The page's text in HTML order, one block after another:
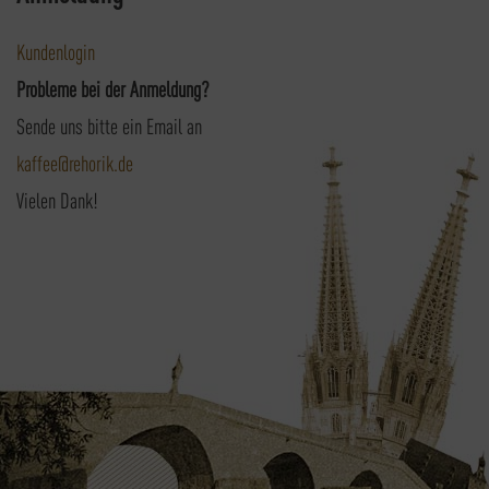
Kundenlogin
Probleme bei der Anmeldung?
Sende uns bitte ein Email an
kaffee@rehorik.de
Vielen Dank!